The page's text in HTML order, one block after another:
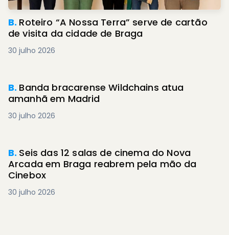
B. Roteiro “A Nossa Terra” serve de cartão
de visita da cidade de Braga
30 julho 2026
B. Banda bracarense Wildchains atua
amanhã em Madrid
30 julho 2026
B. Seis das 12 salas de cinema do Nova
Arcada em Braga reabrem pela mão da
Cinebox
30 julho 2026